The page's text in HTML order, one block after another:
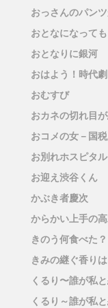
おっさんのパン
おとなになっても
おとなりに銀河
おはよう！時代
おむすび
おカネの切れ目
おコメの女－国
お別れホスピタル
お迎え渋谷くん
かぶき者慶次
からかい上手の
きのう何食べた
きみの継ぐ香りは
くるり〜誰が私
くるり～誰が私